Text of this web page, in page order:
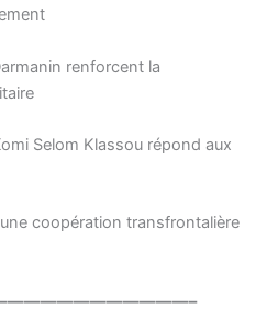
renforcent la
Selom Klassou répond aux
coopération transfrontalière